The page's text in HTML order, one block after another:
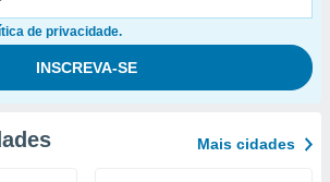
de privacidade.
Mais cidades